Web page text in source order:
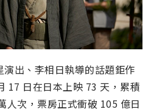
演出、李相日執導的話題鉅作
17 日在日本上映 73 天，累積
人次，票房正式衝破 105 億日